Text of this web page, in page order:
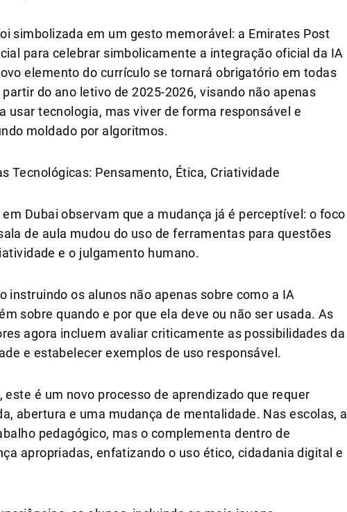
simbolizada em um gesto memorável: a Emirates Post
para celebrar simbolicamente a integração oficial da IA
elemento do currículo se tornará obrigatório em todas
do ano letivo de 2025-2026, visando não apenas
usar tecnologia, mas viver de forma responsável e
moldado por algoritmos.
Tecnológicas: Pensamento, Ética, Criatividade
Dubai observam que a mudança já é perceptível: o foco
de aula mudou do uso de ferramentas para questões
e o julgamento humano.
instruindo os alunos não apenas sobre como a IA
sobre quando e por que ela deve ou não ser usada. As
agora incluem avaliar criticamente as possibilidades da
e estabelecer exemplos de uso responsável.
este é um novo processo de aprendizado que requer
abertura e uma mudança de mentalidade. Nas escolas, a
pedagógico, mas o complementa dentro de
apropriadas, enfatizando o uso ético, cidadania digital e